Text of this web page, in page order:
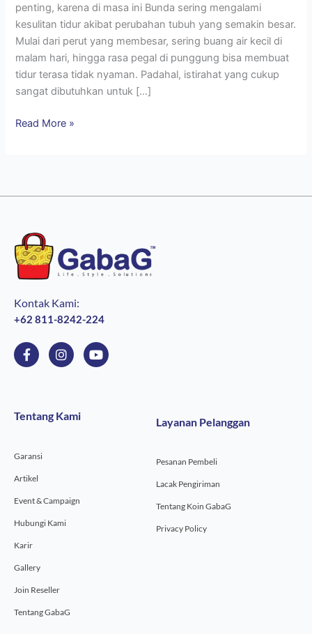
penting, karena di masa ini Bunda sering mengalami
kesulitan tidur akibat perubahan tubuh yang semakin besar.
Mulai dari perut yang membesar, sering buang air kecil di
malam hari, hingga rasa pegal di punggung bisa membuat
tidur terasa tidak nyaman. Padahal, istirahat yang cukup
sangat dibutuhkan untuk […]
Read More »
Kontak Kami:
+62 811-8242-224
F
a
o
o
f
I
n
g
r
Y
o
Tentang Kami
Garansi
Artikel
Event & Campaign
Hubungi Kami
Karir
Gallery
Join Reseller
Tentang GabaG
Layanan Pelanggan
Pesanan Pembeli
Lacak Pengiriman
Tentang Koin GabaG
Privacy Policy